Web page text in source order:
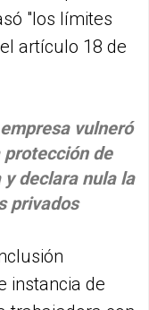
"los límites
artículo 18 de
vulneró
de
declara nula la
privados
instancia de